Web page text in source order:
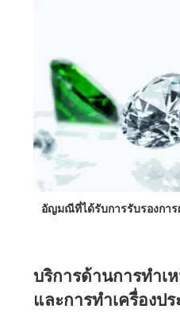
อัญมณีที่ได้รับการรับรองการ
บริการด้านการทำเ
และการทำเครื่องป